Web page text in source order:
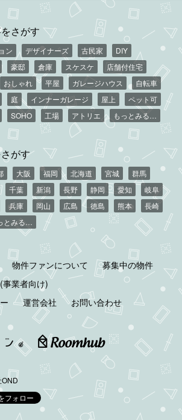
さがす
ン デザイナーズ 古民家
DIY
豪邸 倉庫 スケスケ
店舗付住宅
おしゃれ 平屋 ガレージハウス
自転車
庭 インナーガレージ 屋上
ペット可
SOHO 工場 アトリエ もっとみる…
がす
大阪 福岡 北海道 宮城
群馬
千葉 新潟 長野 静岡 愛知
岐阜
兵庫 岡山 広島 徳島 熊本
長崎
とみる…
物件ファンについて
募集中の物件
業者向け)
運営会社 お問い合わせ